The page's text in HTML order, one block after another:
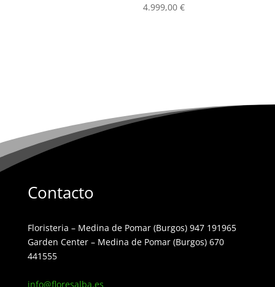
4.999,00 €
Contacto
Floristeria – Medina de Pomar (Burgos) 947 191965
Garden Center – Medina de Pomar (Burgos) 670
441555
info@floresalba.es